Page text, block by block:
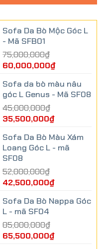
Sofa Da Bò Mộc Góc L
- Mã SFB01
75,000,000₫
60,000,000₫
Sofa da bò màu nâu
góc L Genus - Mã SF08
45,000,000₫
35,500,000₫
Sofa Da Bò Màu Xám
Loang Góc L - mã
SF08
52,000,000₫
42,500,000₫
Sofa Da Bò Nappa Góc
L - mã SF04
85,000,000₫
65,500,000₫